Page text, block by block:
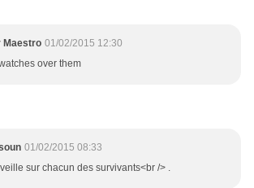
Maestro 01/02/2015 12:30
over them
01/02/2015 08:33
sur chacun des survivants<br /> .